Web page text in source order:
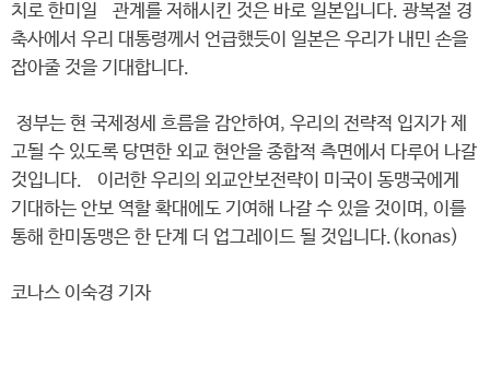
치로 한미일 관계를 저해시킨 것은 바로 일본입니다. 광복절 경
축사에서 우리 대통령께서 언급했듯이 일본은 우리가 내민 손을
잡아줄 것을 기대합니다.
정부는 현 국제정세 흐름을 감안하여, 우리의 전략적 입지가 제
고될 수 있도록 당면한 외교 현안을 종합적 측면에서 다루어 나갈
것입니다. 이러한 우리의 외교안보전략이 미국이 동맹국에게
기대하는 안보 역할 확대에도 기여해 나갈 수 있을 것이며, 이를
통해 한미동맹은 한 단계 더 업그레이드 될 것입니다.(konas)
코나스 이숙경 기자